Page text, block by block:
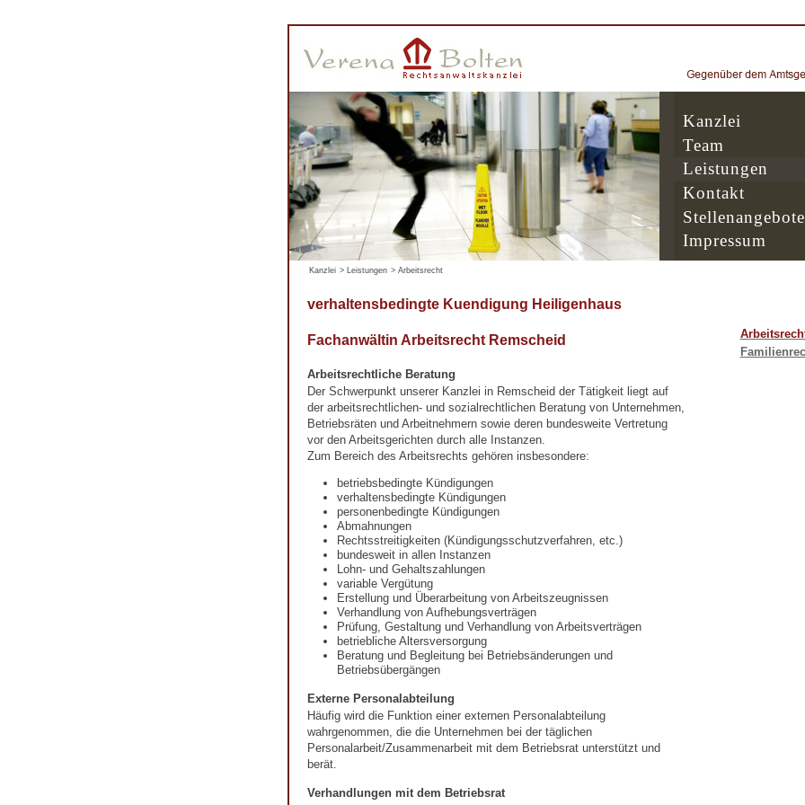
Kanzlei
Team
Leistungen
Kontakt
Stellenangebote
Impressum
Kanzlei > Leistungen > Arbeitsrecht
verhaltensbedingte Kuendigung Heiligenhaus
Fachanwältin Arbeitsrecht Remscheid
Arbeitsrechtliche Beratung
Der Schwerpunkt unserer Kanzlei in Remscheid der Tätigkeit liegt auf
der arbeitsrechtlichen- und sozialrechtlichen Beratung von Unternehmen,
Betriebsräten und Arbeitnehmern sowie deren bundesweite Vertretung
vor den Arbeitsgerichten durch alle Instanzen.
Zum Bereich des Arbeitsrechts gehören insbesondere:
betriebsbedingte Kündigungen
verhaltensbedingte Kündigungen
personenbedingte Kündigungen
Abmahnungen
Rechtsstreitigkeiten (Kündigungsschutzverfahren, etc.)
bundesweit in allen Instanzen
Lohn- und Gehaltszahlungen
variable Vergütung
Erstellung und Überarbeitung von Arbeitszeugnissen
Verhandlung von Aufhebungsverträgen
Prüfung, Gestaltung und Verhandlung von Arbeitsverträgen
betriebliche Altersversorgung
Beratung und Begleitung bei Betriebsänderungen und
Betriebsübergängen
Externe Personalabteilung
Häufig wird die Funktion einer externen Personalabteilung
wahrgenommen, die die Unternehmen bei der täglichen
Personalarbeit/Zusammenarbeit mit dem Betriebsrat unterstützt und
berät.
Verhandlungen mit dem Betriebsrat